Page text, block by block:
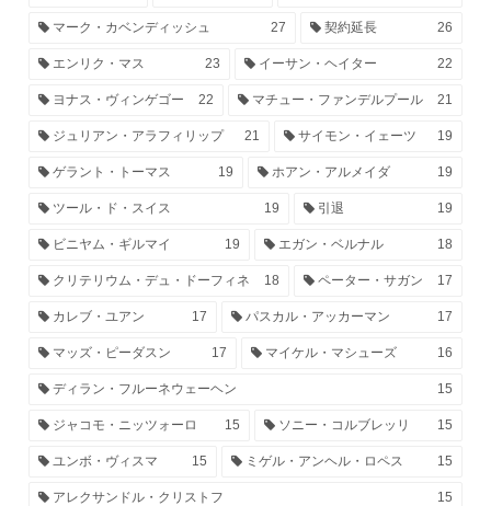
マーク・カベンディッシュ 27 契約延長 26
エンリク・マス 23 イーサン・ヘイター 22
ヨナス・ヴィンゲゴー 22 マチュー・ファンデルプール 21
ジュリアン・アラフィリップ 21 サイモン・イェーツ 19
ゲラント・トーマス 19 ホアン・アルメイダ 19
ツール・ド・スイス 19 引退 19
ビニヤム・ギルマイ 19 エガン・ベルナル 18
クリテリウム・デュ・ドーフィネ 18 ペーター・サガン 17
カレブ・ユアン 17 パスカル・アッカーマン 17
マッズ・ピーダスン 17 マイケル・マシューズ 16
ディラン・フルーネウェーヘン 15
ジャコモ・ニッツォーロ 15 ソニー・コルブレッリ 15
ユンボ・ヴィスマ 15 ミゲル・アンヘル・ロペス 15
アレクサンドル・クリストフ 15